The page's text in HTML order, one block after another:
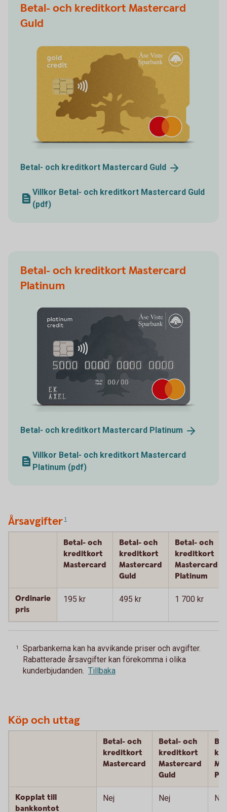
Betal- och kreditkort Mastercard
Guld
Betal- och kreditkort Mastercard Guld
Villkor Betal- och kreditkort Mastercard Guld
(pdf)
Betal- och kreditkort Mastercard
Platinum
Betal- och kreditkort Mastercard Platinum
Villkor Betal- och kreditkort Mastercard
Platinum (pdf)
Årsavgifter 1
Betal- och
kreditkort
Mastercard
Betal- och
kreditkort
Mastercard
Guld
Betal- och
kreditkort
Mastercard
Platinum
Ordinarie
pris
195 kr 495 kr 1 700 kr
1
Sparbankerna kan ha avvikande priser och avgifter.
Rabatterade årsavgifter kan förekomma i olika
kunderbjudanden. Tillbaka
Köp och uttag
Betal- och
kreditkort
Mastercard
Betal- och
kreditkort
Mastercard
Guld
Kopplat till
bankkontot
Nej Nej Nej